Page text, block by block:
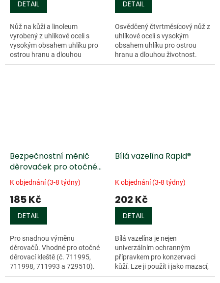
DETAIL
Nůž na kůži a linoleum
vyrobený z uhlíkové oceli s
vysokým obsahem uhlíku pro
ostrou hranu a dlouhou
životnost. Používá se na...
DETAIL
Osvědčený čtvrtměsícový nůž z
uhlíkové oceli s vysokým
obsahem uhlíku pro ostrou
hranu a dlouhou životnost.
Rozsah...
Bezpečnostní měnič
děrovaček pro otočné
děrovací kleště
K objednání (3-8 týdny)
185 Kč
DETAIL
Pro snadnou výměnu
děrovačů. Vhodné pro otočné
děrovací kleště (č. 711995,
711998, 711993 a 729510).
Bílá vazelína Rapid®
K objednání (3-8 týdny)
202 Kč
DETAIL
Bílá vazelína je nejen
univerzálním ochranným
přípravkem pro konzervaci
kůží. Lze ji použít i jako mazací,
konzervační a antikorozní